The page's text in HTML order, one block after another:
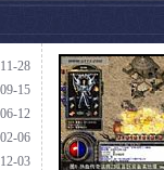
11-28
09-15
06-12
02-06
12-03